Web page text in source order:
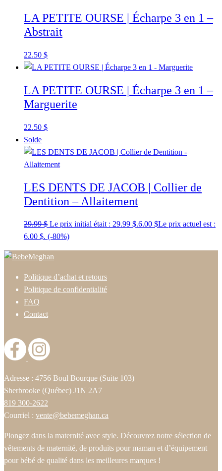
LA PETITE OURSE | Écharpe 3 en 1 –
Abstrait
22.50 $
LA PETITE OURSE | Écharpe 3 en 1 –
Marguerite
22.50 $
Solde
LES DENTS DE JACOB | Collier de
Dentition – Allaitement
29.99$ Le prix initial était : 29.99 $.6.00 $Le prix actuel est :
6.00 $. (-80%)
Politique d’achat et retours
Politique de confidentialité
FAQ
Contact
Adresse : 4756 Boul Bourque (Suite 103)
Sherbrooke (Québec) J1N 2A7
819 300-2622
Courriel : vente@bebemeghan.ca
Plongez dans la maternité avec style. Découvrez notre sélection de
vêtements de maternité, de produits pour maman et d’équipement
pour bébé de qualité dans les meilleures marques !